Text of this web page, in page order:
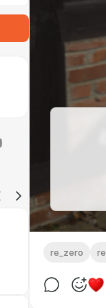
re_zero